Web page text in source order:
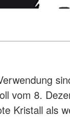
vom 8.
Kristall als